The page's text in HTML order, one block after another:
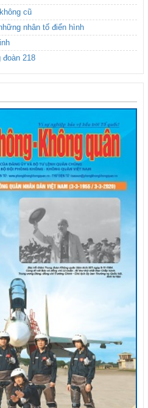
cũ
nhân tố điển hình
đoàn 218